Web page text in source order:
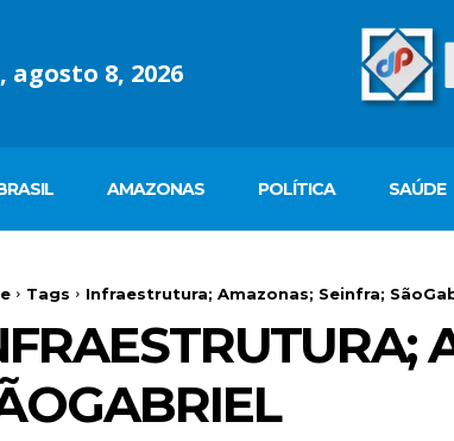
agosto 8, 2026
AMAZONAS POLÍTICA SAÚDE
Tags Infraestrutura; Amazonas; Seinfra;